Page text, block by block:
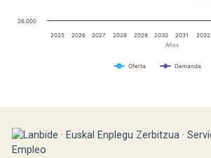
Años
Oferta Demanda
2025 2026 2027 2028 2029 2030 2031 2032
26.000